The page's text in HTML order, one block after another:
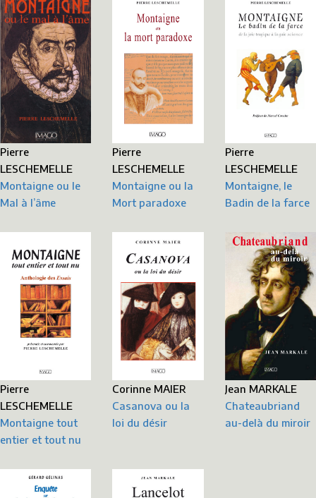
Pierre
LESCHEMELLE
Montaigne ou le
Mal à l’âme
Pierre
LESCHEMELLE
Montaigne ou la
Mort paradoxe
Pierre
LESCHEMELLE
Montaigne, le
Badin de la farce
Pierre
LESCHEMELLE
Montaigne tout
entier et tout nu
Corinne MAIER
Casanova ou la
loi du désir
Jean MARKALE
Chateaubriand
au-delà du miroir